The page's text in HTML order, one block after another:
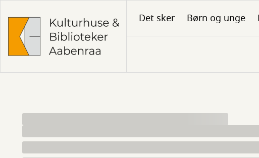
hovedindhold
Det sker Børn og unge